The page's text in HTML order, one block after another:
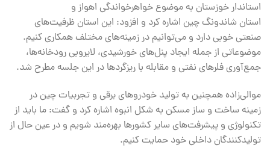
استاندار خوزستان به موضوع خواهرخواندگی اهواز و
استان شاندونگ چین اشاره کرد و افزود: این استان ظرفیت‌های
صنعتی خوبی دارد و می‌توانیم در زمینه‌های مختلف همکاری کنیم.
موضوعاتی از جمله ایجاد پنل‌های خورشیدی، لایروبی رودخانه‌ها،
جمع‌آوری فلرهای نفتی و مقابله با ریزگردها در این جلسه مطرح شد.
موالی‌زاده همچنین به تولید خودروهای برقی و تجربیات چین در
زمینه ساخت و ساز مسکن به شکل انبوه اشاره کرد و گفت: ما باید از
تکنولوژی و پیشرفت‌های سایر کشورها بهره‌مند شویم و در عین حال از
تولیدکنندگان داخلی خود حمایت کنیم.